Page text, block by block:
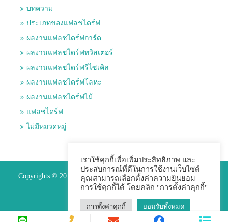
บทความ
ประเภทของแฟลชไดร์ฟ
ผลงานแฟลชไดร์ฟการ์ด
ผลงานแฟลชไดร์ฟทวิสเตอร์
ผลงานแฟลชไดร์ฟรีไซเคิล
ผลงานแฟลชไดร์ฟโลหะ
ผลงานแฟลชไดร์ฟไม้
แฟลชไดร์ฟ
ไม่มีหมวดหมู่
Copyrights © 2015 Premium Perfect Co.,ltd. All Rights Reserved.
เราใช้คุกกี้เพื่อเพิ่มประสิทธิภาพ และ
ประสบการณ์ที่ดีในการใช้งานเว็บไซต์
คุณสามารถเลือกตั้งค่าความยินยอม
การใช้คุกกี้ได้ โดยคลิก "การตั้งค่าคุกกี้"
การตั้งค่าคุกกี้ ยอมรับทั้งหมด